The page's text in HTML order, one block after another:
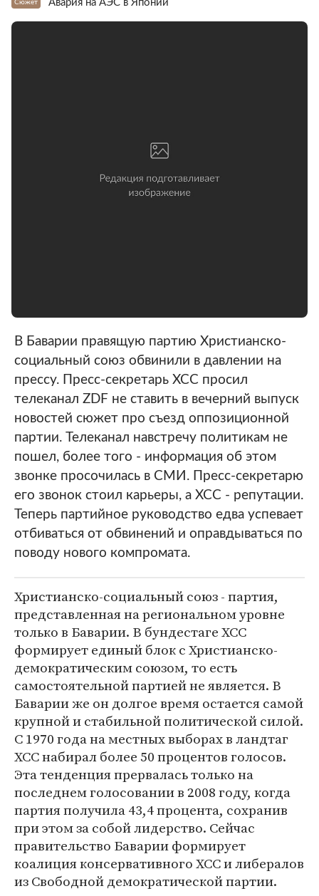
Сюжет Авария на АЭС в Японии
В Баварии правящую партию Христианско-
социальный союз обвинили в давлении на
прессу. Пресс-секретарь ХСС просил
телеканал ZDF не ставить в вечерний выпуск
новостей сюжет про съезд оппозиционной
партии. Телеканал навстречу политикам не
пошел, более того - информация об этом
звонке просочилась в СМИ. Пресс-секретарю
его звонок стоил карьеры, а ХСС - репутации.
Теперь партийное руководство едва успевает
отбиваться от обвинений и оправдываться по
поводу нового компромата.
Христианско-социальный союз - партия,
представленная на региональном уровне
только в Баварии. В бундестаге ХСС
формирует единый блок с Христианско-
демократическим союзом, то есть
самостоятельной партией не является. В
Баварии же он долгое время остается самой
крупной и стабильной политической силой.
С 1970 года на местных выборах в ландтаг
ХСС набирал более 50 процентов голосов.
Эта тенденция прервалась только на
последнем голосовании в 2008 году, когда
партия получила 43,4 процента, сохранив
при этом за собой лидерство. Сейчас
правительство Баварии формирует
коалиция консервативного ХСС и либералов
из Свободной демократической партии.